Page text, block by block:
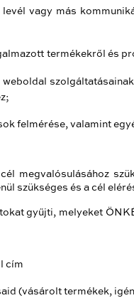
vagy más
termékekről és
felmérése, valamint
megvalósulásához
szükséges és a cél
gyűjti, melyeket
cím
(vásárolt termékek,